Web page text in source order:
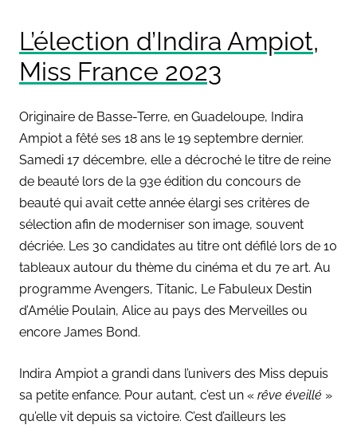
L’élection d’Indira Ampiot,
Miss France 2023
Originaire de Basse-Terre, en Guadeloupe, Indira
Ampiot a fêté ses 18 ans le 19 septembre dernier.
Samedi 17 décembre, elle a décroché le titre de reine
de beauté lors de la 93e édition du concours de
beauté qui avait cette année élargi ses critères de
sélection afin de moderniser son image, souvent
décriée. Les 30 candidates au titre ont défilé lors de 10
tableaux autour du thème du cinéma et du 7e art. Au
programme Avengers, Titanic, Le Fabuleux Destin
d’Amélie Poulain, Alice au pays des Merveilles ou
encore James Bond.
Indira Ampiot a grandi dans l’univers des Miss depuis
sa petite enfance. Pour autant, c’est un « rêve éveillé »
qu’elle vit depuis sa victoire. C’est d’ailleurs les